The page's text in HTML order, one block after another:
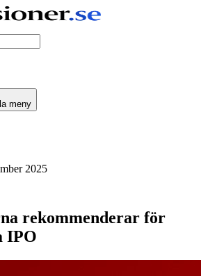
meny
2025
rekommenderar för
IPO